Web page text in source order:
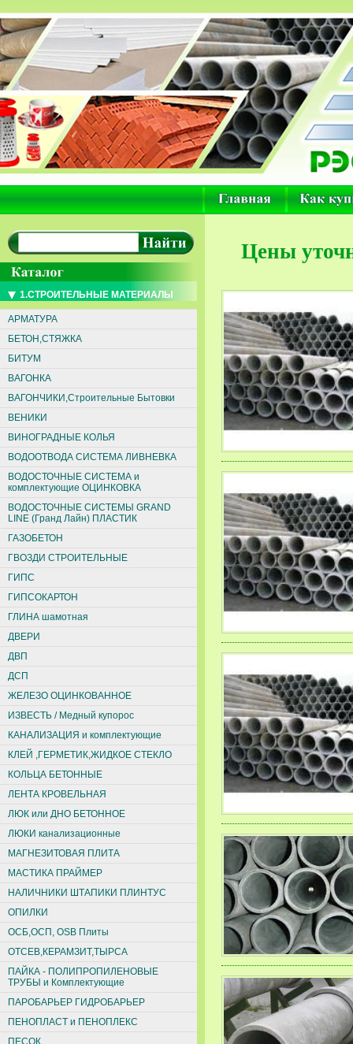
1.СТРОИТЕЛЬНЫЕ МАТЕРИАЛЫ
АРМАТУРА
БЕТОН,СТЯЖКА
БИТУМ
ВАГОНКА
ВАГОНЧИКИ,Строительные Бытовки
ВЕНИКИ
ВИНОГРАДНЫЕ КОЛЬЯ
ВОДООТВОДА СИСТЕМА ЛИВНЕВКА
ВОДОСТОЧНЫЕ СИСТЕМА и
комплектующие ОЦИНКОВКА
ВОДОСТОЧНЫЕ СИСТЕМЫ GRAND
LINE (Гранд Лайн) ПЛАСТИК
ГАЗОБЕТОН
ГВОЗДИ СТРОИТЕЛЬНЫЕ
ГИПС
ГИПСОКАРТОН
ГЛИНА шамотная
ДВЕРИ
ДВП
ДСП
ЖЕЛЕЗО ОЦИНКОВАННОЕ
ИЗВЕСТЬ / Медный купорос
КАНАЛИЗАЦИЯ и комплектующие
КЛЕЙ ,ГЕРМЕТИК,ЖИДКОЕ СТЕКЛО
КОЛЬЦА БЕТОННЫЕ
ЛЕНТА КРОВЕЛЬНАЯ
ЛЮК или ДНО БЕТОННОЕ
ЛЮКИ канализационные
МАГНЕЗИТОВАЯ ПЛИТА
МАСТИКА ПРАЙМЕР
НАЛИЧНИКИ ШТАПИКИ ПЛИНТУС
ОПИЛКИ
ОСБ,ОСП, ОSВ Плиты
ОТСЕВ,КЕРАМЗИТ,ТЫРСА
ПАЙКА - ПОЛИПРОПИЛЕНОВЫЕ
ТРУБЫ и Комплектующие
ПАРОБАРЬЕР ГИДРОБАРЬЕР
ПЕНОПЛАСТ и ПЕНОПЛЕКС
ПЕСОК
Цены